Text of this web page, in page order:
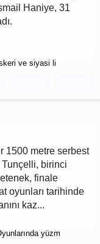
Haniye, 31
1500 metre serbest
birinci
finale
oyunları tarihinde
kaz...